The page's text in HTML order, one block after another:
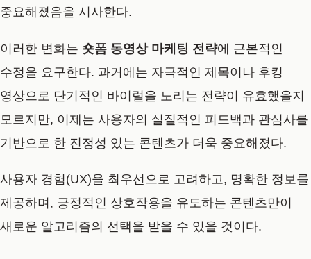
중요해졌음을 시사한다.
이러한 변화는 숏폼 동영상 마케팅 전략에 근본적인
수정을 요구한다. 과거에는 자극적인 제목이나 후킹
영상으로 단기적인 바이럴을 노리는 전략이 유효했을지
모르지만, 이제는 사용자의 실질적인 피드백과 관심사를
기반으로 한 진정성 있는 콘텐츠가 더욱 중요해졌다.
사용자 경험(UX)을 최우선으로 고려하고, 명확한 정보를
제공하며, 긍정적인 상호작용을 유도하는 콘텐츠만이
새로운 알고리즘의 선택을 받을 수 있을 것이다.